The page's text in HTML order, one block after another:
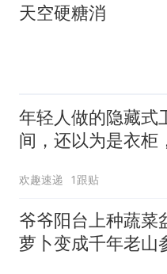
天空硬糖消
年轻人做的隐藏式
间，还以为是衣柜
欢趣速递 1跟贴
爷爷阳台上种蔬菜
萝卜变成千年老山